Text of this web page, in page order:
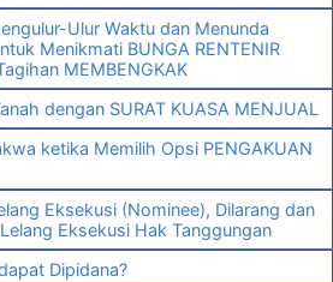
Ulur Waktu dan Menunda
Menikmati BUNGA RENTENIR
MEMBENGKAK
dengan SURAT KUASA MENJUAL
ketika Memilih Opsi PENGAKUAN
Eksekusi (Nominee), Dilarang dan
Eksekusi Hak Tanggungan
Dipidana?